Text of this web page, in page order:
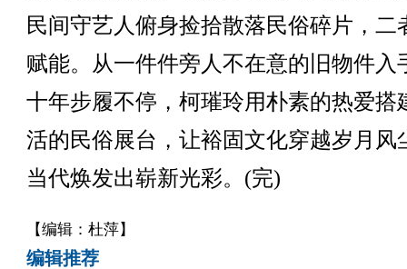
民间守艺人俯身捡拾散落民俗碎片，二
赋能。从一件件旁人不在意的旧物件入
十年步履不停，柯璀玲用朴素的热爱搭
活的民俗展台，让裕固文化穿越岁月风
当代焕发出崭新光彩。(完)
【编辑：杜萍】
编辑推荐